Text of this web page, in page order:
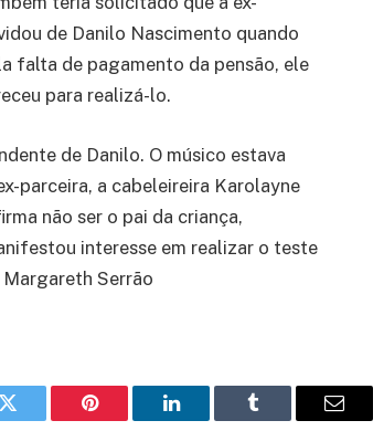
de Danilo Nascimento quando
falta de pagamento da pensão, ele
para realizá-lo.
de Danilo. O músico estava
parceira, a cabeleireira Karolayne
não ser o pai da criança,
interesse em realizar o teste
Serrão
Twitter Pinterest LinkedIn Tumblr Email